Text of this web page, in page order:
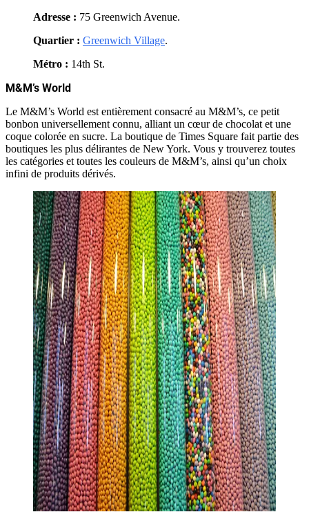
Adresse : 75 Greenwich Avenue.
Quartier : Greenwich Village.
Métro : 14th St.
M&M’s World
Le M&M’s World est entièrement consacré au M&M’s, ce petit
bonbon universellement connu, alliant un cœur de chocolat et une
coque colorée en sucre. La boutique de Times Square fait partie des
boutiques les plus délirantes de New York. Vous y trouverez toutes
les catégories et toutes les couleurs de M&M’s, ainsi qu’un choix
infini de produits dérivés.